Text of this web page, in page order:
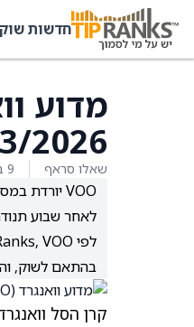
חדשות
2026?
שאלו סראף 9 במרץ 2026
לאחר שבוע
בהתאם לשוק,